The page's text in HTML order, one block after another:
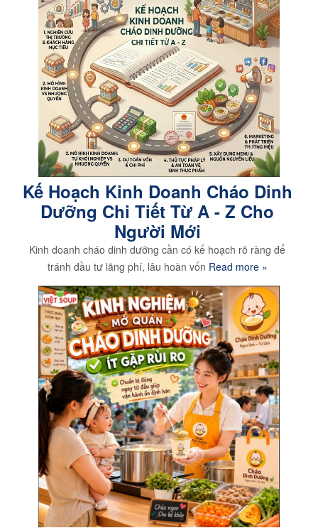
Kế Hoạch Kinh Doanh Cháo Dinh
Dưỡng Chi Tiết Từ A - Z Cho
Người Mới
Kinh doanh cháo dinh dưỡng cần có kế hoạch rõ ràng để
tránh đầu tư lãng phí, lâu hoàn vốn Read more »